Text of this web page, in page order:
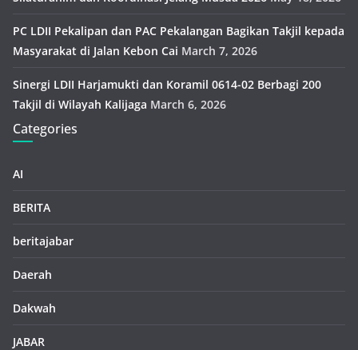
PC LDII Pekalipan dan PAC Pekalangan Bagikan Takjil kepada
Masyarakat di Jalan Kebon Cai March 7, 2026
Sinergi LDII Harjamukti dan Koramil 0614-02 Berbagi 200
Takjil di Wilayah Kalijaga March 6, 2026
Categories
AI
BERITA
beritajabar
Daerah
Dakwah
JABAR